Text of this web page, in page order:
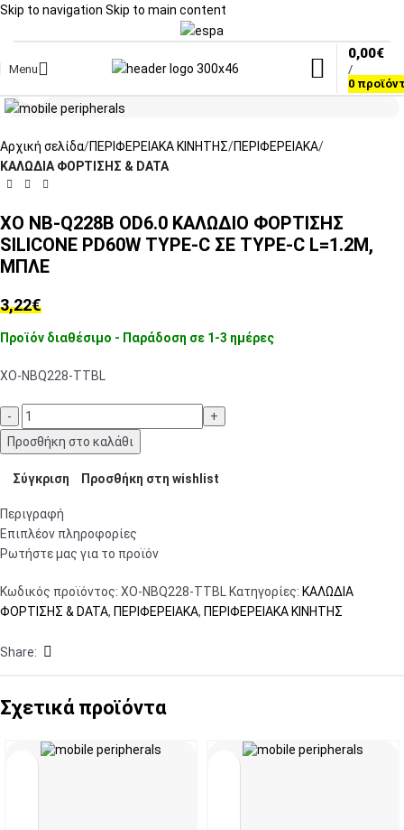
Skip to navigation Skip to main content
Menu
0
/
0,00€
Αρχική σελίδα ΠΕΡΙΦΕΡΕΙΑΚΑ ΚΙΝΗΤΗΣ ΠΕΡΙΦΕΡΕΙΑΚΑ
ΚΑΛΩΔΙΑ ΦΟΡΤΙΣΗΣ & DATA
XO NB-Q228B OD6.0 ΚΑΛΩΔΙΟ ΦΟΡΤΙΣΗΣ
SILICONE PD60W TYPE-C ΣΕ TYPE-C L=1.2M,
ΜΠΛΕ
3,22€
Προϊόν διαθέσιμο - Παράδοση σε 1-3 ημέρες
XO-NBQ228-TTBL
Προσθήκη στο καλάθι
Σύγκριση Προσθήκη στη wishlist
Περιγραφή
Επιπλέον πληροφορίες
Ρωτήστε μας για το προϊόν
Κωδικός προϊόντος: XO-NBQ228-TTBL Κατηγορίες: ΚΑΛΩΔΙΑ
ΦΟΡΤΙΣΗΣ & DATA, ΠΕΡΙΦΕΡΕΙΑΚΑ, ΠΕΡΙΦΕΡΕΙΑΚΑ ΚΙΝΗΤΗΣ
Share:
Σχετικά προϊόντα